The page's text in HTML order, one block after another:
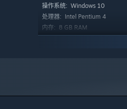
操作系统: Windows 10
处理器: Intel Pentium 4
内存: 8 GB RAM